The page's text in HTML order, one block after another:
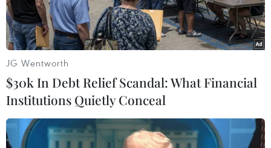
JG Wentworth
$30k In Debt Relief Scandal: What Financial
Institutions Quietly Conceal